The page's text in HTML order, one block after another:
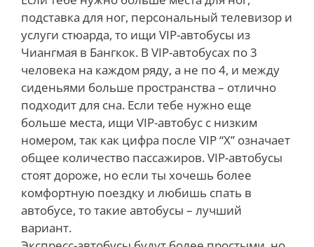
подставка для ног, персональный телевизор и
услуги стюарда, то ищи VIP-автобусы из
Чиангмая в Бангкок. В VIP-автобусах по 3
человека на каждом ряду, а не по 4, и между
сиденьями больше пространства – отлично
подходит для сна. Если тебе нужно еще
больше места, ищи VIP-автобус с низким
номером, так как цифра после VIP “X” означает
общее количество пассажиров.VIP-автобусы
стоят дороже, но если ты хочешь более
комфортную поездку и любишь спать в
автобусе, то такие автобусы – лучший
вариант.